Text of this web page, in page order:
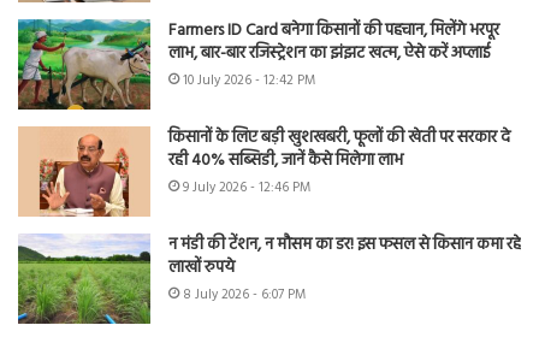
Farmers ID Card बनेगा किसानों की पहचान, मिलेंगे भरपूर
लाभ, बार-बार रजिस्ट्रेशन का झंझट खत्म, ऐसे करें अप्लाई
10 July 2026 - 12:42 PM
किसानों के लिए बड़ी खुशखबरी, फूलों की खेती पर सरकार दे
रही 40% सब्सिडी, जानें कैसे मिलेगा लाभ
9 July 2026 - 12:46 PM
न मंडी की टेंशन, न मौसम का डर! इस फसल से किसान कमा रहे
लाखों रुपये
8 July 2026 - 6:07 PM